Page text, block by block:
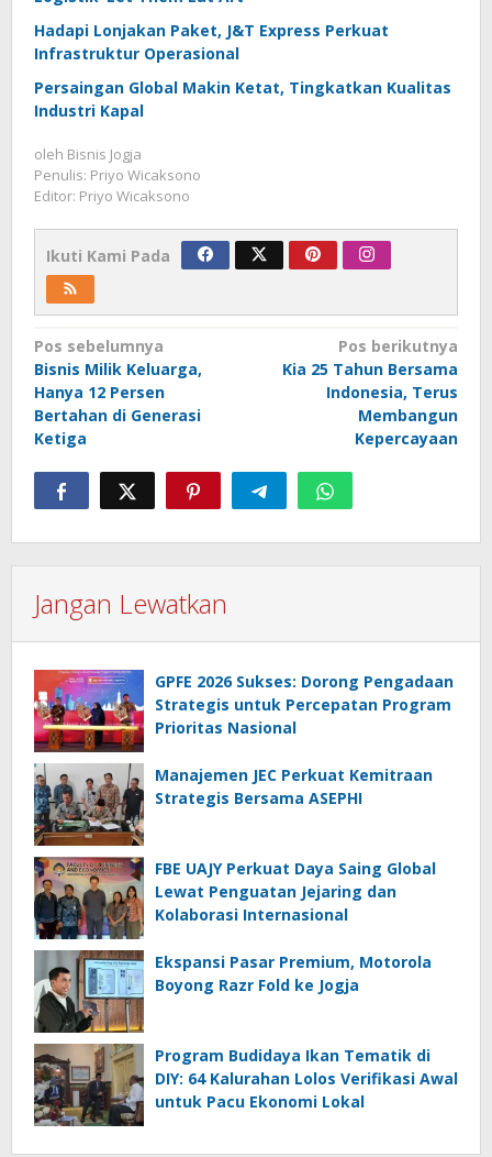
Hadapi Lonjakan Paket, J&T Express Perkuat
Infrastruktur Operasional
Persaingan Global Makin Ketat, Tingkatkan Kualitas
Industri Kapal
oleh Bisnis Jogja
Penulis: Priyo Wicaksono
Editor: Priyo Wicaksono
Ikuti Kami Pada
Navigasi
pos
Pos sebelumnya
Bisnis Milik Keluarga,
Hanya 12 Persen
Bertahan di Generasi
Ketiga
Pos berikutnya
Kia 25 Tahun Bersama
Indonesia, Terus
Membangun
Kepercayaan
Jangan Lewatkan
GPFE 2026 Sukses: Dorong Pengadaan
Strategis untuk Percepatan Program
Prioritas Nasional
Manajemen JEC Perkuat Kemitraan
Strategis Bersama ASEPHI
FBE UAJY Perkuat Daya Saing Global
Lewat Penguatan Jejaring dan
Kolaborasi Internasional
Ekspansi Pasar Premium, Motorola
Boyong Razr Fold ke Jogja
Program Budidaya Ikan Tematik di
DIY: 64 Kalurahan Lolos Verifikasi Awal
untuk Pacu Ekonomi Lokal